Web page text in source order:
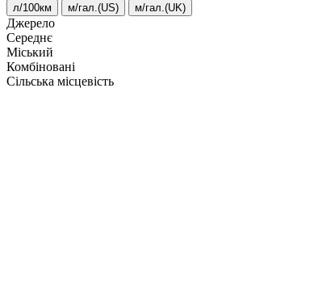
л/100км м/гал.(US) м/гал.(UK)
Джерело
Середнє
Міський
Комбіновані
Сільська місцевість